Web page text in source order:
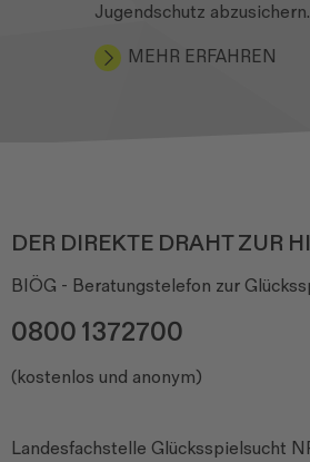
Jugendschutz abzusichern.
MEHR ERFAHREN
DER DIREKTE DRAHT ZUR
BIÖG - Beratungstelefon zur
0800 1372700
(kostenlos und anonym)
Landesfachstelle Glücksspielsucht